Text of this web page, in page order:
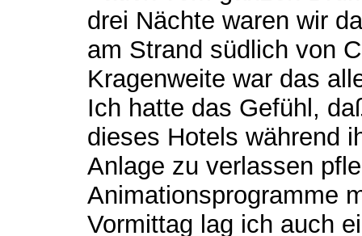
drei Nächte waren wir
am Strand südlich von
Kragenweite war das
Ich hatte das Gefühl,
dieses Hotels während
Anlage zu verlassen
Animationsprogramme
Vormittag lag ich auch